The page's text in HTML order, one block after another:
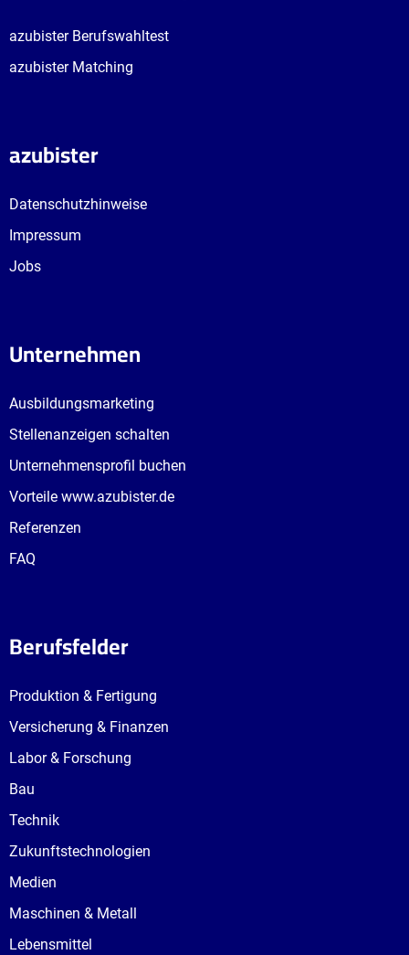
zur Ausbildung finden
azubister Berufswahltest
azubister Matching
azubister
Datenschutzhinweise
Impressum
Jobs
Unternehmen
Ausbildungsmarketing
Stellenanzeigen schalten
Unternehmensprofil buchen
Vorteile www.azubister.de
Referenzen
FAQ
Berufsfelder
Produktion & Fertigung
Versicherung & Finanzen
Labor & Forschung
Bau
Technik
Zukunftstechnologien
Medien
Maschinen & Metall
Lebensmittel